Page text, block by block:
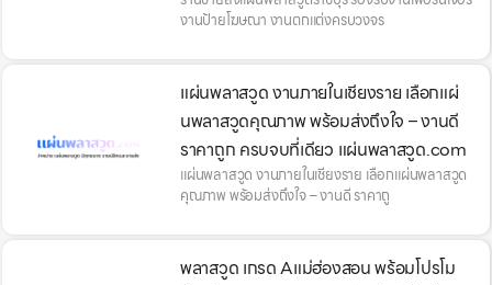
งานป้ายโฆษณา งานตกแต่งครบวงจร
แผ่นพลาสวูด งานภายในเชียงราย เลือกแผ่
นพลาสวูดคุณภาพ พร้อมส่งถึงใจ – งานดี
ราคาถูก ครบจบที่เดียว แผ่นพลาสวูด.com
แผ่นพลาสวูด งานภายในเชียงราย เลือกแผ่นพลาสวูด
คุณภาพ พร้อมส่งถึงใจ – งานดี ราคาถู
พลาสวูด เกรด Aแม่ฮ่องสอน พร้อมโปรโม